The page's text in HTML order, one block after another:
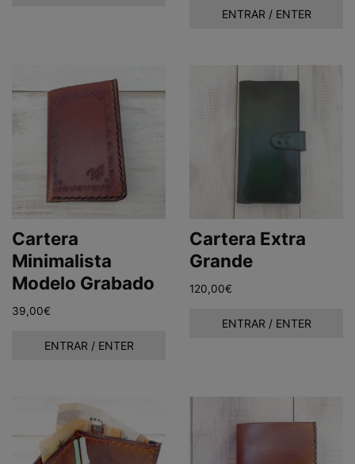
ENTRAR / ENTER
Cartera
Minimalista
Modelo Grabado
39,00€
ENTRAR / ENTER
Cartera Extra
Grande
120,00€
ENTRAR / ENTER